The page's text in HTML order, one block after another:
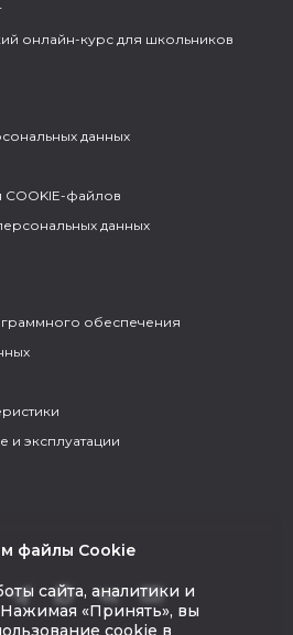
онлайн-курс для школьников
данных
COOKIE-файлов
данных
обеспечения
и эксплуатации
файлы Cookie
сайта, аналитики и
«Принять», вы
cookie в